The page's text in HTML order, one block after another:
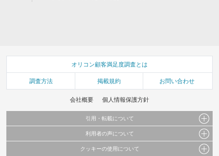
オリコン顧客満足度調査とは
調査方法 掲載規約 お問い合わせ
会社概要 個人情報保護方針
引用・転載について
当サイトで公開されている情報（文字、写真、イラスト、画像データ等）及びこれらの配
これらの情報を権利者の許可なく無断転載・複製などの二次利用を行うことは固く禁じて
利用者の声について
当サイトに掲載している内容はすべてサービスの利用者が提出された見解・感想です。
クッキーの使用について